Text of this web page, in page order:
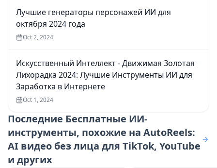
Лучшие генераторы персонажей ИИ для
октября 2024 года
Oct 2, 2024
Искусственный Интеллект - Движимая Золотая
Лихорадка 2024: Лучшие Инструменты ИИ для
Заработка в Интернете
Oct 1, 2024
Последние Бесплатные ИИ-
инструменты, похожие на AutoReels:
AI видео без лица для TikTok, YouTube
и других